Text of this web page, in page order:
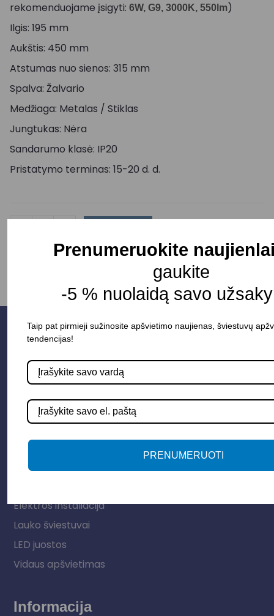
rekomenduojame įsigyti: 6W, G9, 3000K, 550lm)
Ilgis: 195 mm
Aukštis: 450 mm
Atstumas nuo sienos: 315 mm
Spalva: Žalvario
Medžiaga: Metalas / Stiklas
Jungtukas: Nėra
Sandarumo klasė: IP20
Pristatymo terminas: 15-20 d. d.
Elektros instaliacija
Lauko šviestuvai
LED juostos
Vidaus apšvietimas
Informacija
Prenumeruokite
gaukite
-5 % nuolaidą savo
Taip pat pirmieji sužinosite apšvietimo naujienas, šviestuvų
tendencijas!
PRENUMERUOTI